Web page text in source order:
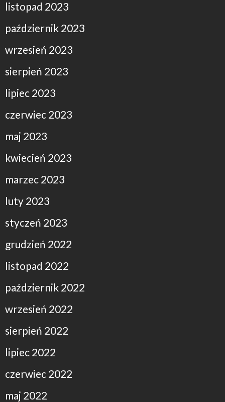
listopad 2023
październik 2023
wrzesień 2023
sierpień 2023
lipiec 2023
czerwiec 2023
maj 2023
kwiecień 2023
marzec 2023
luty 2023
styczeń 2023
grudzień 2022
listopad 2022
październik 2022
wrzesień 2022
sierpień 2022
lipiec 2022
czerwiec 2022
maj 2022